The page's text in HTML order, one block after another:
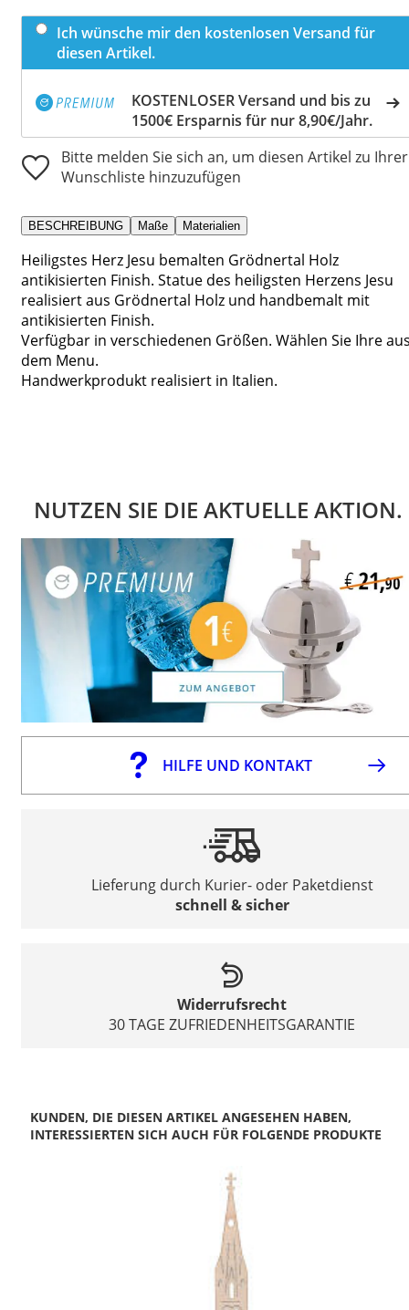
Ich wünsche mir den kostenlosen Versand für
diesen Artikel.
KOSTENLOSER Versand und bis zu
1500€ Ersparnis für nur 8,90€/Jahr.
Bitte melden Sie sich an, um diesen Artikel zu Ihrer
Wunschliste hinzuzufügen
BESCHREIBUNG Maße Materialien
Heiligstes Herz Jesu bemalten Grödnertal Holz
antikisierten Finish. Statue des heiligsten Herzens Jesu
realisiert aus Grödnertal Holz und handbemalt mit
antikisierten Finish.
Verfügbar in verschiedenen Größen. Wählen Sie Ihre
dem Menu.
Handwerkprodukt realisiert in Italien.
NUTZEN SIE DIE AKTUELLE AKTION.
HILFE UND KONTAKT
Lieferung durch Kurier- oder Paketdienst
schnell & sicher
Widerrufsrecht
30 TAGE ZUFRIEDENHEITSGARANTIE
KUNDEN, DIE DIESEN ARTIKEL ANGESEHEN HABEN,
INTERESSIERTEN SICH AUCH FÜR FOLGENDE PRODUKTE